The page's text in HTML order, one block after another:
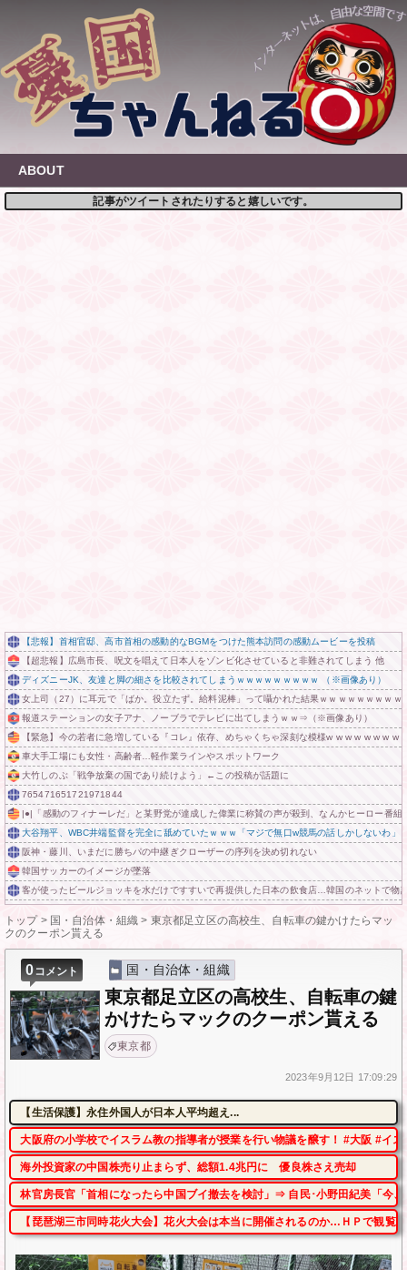
content
ABOUT
記事がツイートされたりすると嬉しいです。
【悲報】首相官邸、高市首相の感動的なBGMをつけた熊本訪問の感動ムービーを投稿
【超悲報】広島市長、呪文を唱えて日本人をゾンビ化させていると非難されてしまう 他
ディズニーJK、友達と脚の細さを比較されてしまうｗｗｗｗｗｗｗｗｗ （※画像あり）
女上司（27）に耳元で「ばか。役立たず。給料泥棒」って囁かれた結果ｗｗｗｗｗｗｗｗｗ
報道ステーションの女子アナ、ノーブラでテレビに出てしまうｗｗ⇒（※画像あり）
【緊急】今の若者に急増している『コレ』依存、めちゃくちゃ深刻な模様w w w w w w w w
車大手工場にも女性・高齢者…軽作業ラインやスポットワーク
大竹しのぶ「戦争放棄の国であり続けよう」←この投稿が話題に
765471651721971844
|●|「感動のフィナーレだ」と某野党が達成した偉業に称賛の声が殺到、なんかヒーロー番
大谷翔平、WBC井端監督を完全に舐めていたｗｗｗ「マジで無口w競馬の話しかしないわ」
阪神・藤川、いまだに勝ちパの中継ぎクローザーの序列を決め切れない
韓国サッカーのイメージが墜落
客が使ったビールジョッキを水だけですすいで再提供した日本の飲食店…韓国のネットで物
トップ> 国・自治体・組織 > 東京都足立区の高校生、自転車の鍵かけたらマッ
クのクーポン貰える
0コメント 国・自治体・組織
東京都足立区の高校生、自転車の鍵
かけたらマックのクーポン貰える
東京都
2023年9月12日 17:09:29
【生活保護】永住外国人が日本人平均超え...
大阪府の小学校でイスラム教の指導者が授業を行い物議を醸す！ #大阪 #イ
海外投資家の中国株売り止まらず、総額1.4兆円に 優良株さえ売却
林官房長官「首相になったら中国ブイ撤去を検討」⇒ 自民･小野田紀美「今
【琵琶湖三市同時花火大会】花火大会は本当に開催されるのか…ＨＰで観覧